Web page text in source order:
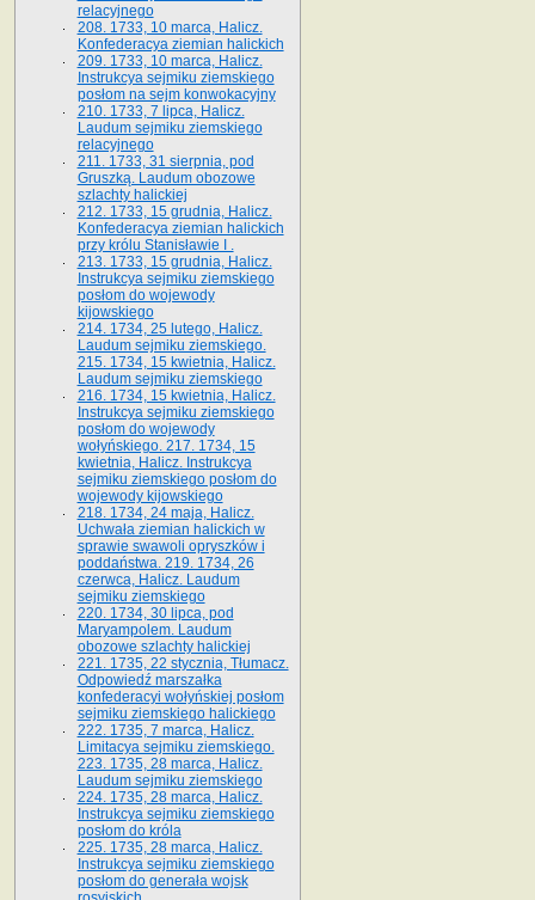
relacyjnego
208. 1733, 10 marca, Halicz.
Konfederacya ziemian halickich­
209. 1733, 10 marca, Halicz.
Instrukcya sejmiku ziemskiego
posłom na sejm konwokacyjny
210. 1733, 7 lipca, Halicz.
Laudum sejmiku ziemskiego
relacyjnego
211. 1733, 31 sierpnia, pod
Gruszką. Laudum obozowe
szlachty halickiej
212. 1733, 15 grudnia, Halicz.
Konfederacya ziemian halickich
przy królu Stanisławie I .
213. 1733, 15 grudnia, Halicz.
Instrukcya sejmiku ziemskiego
posłom do wojewody
kijowskiego
214. 1734, 25 lutego, Halicz.
Laudum sejmiku ziemskiego.
215. 1734, 15 kwietnia, Halicz.
Laudum sejmiku ziemskiego
216. 1734, 15 kwietnia, Halicz.
Instrukcya sejmiku ziemskiego
posłom do wojewody
wołyńskiego. 217. 1734, 15
kwietnia, Halicz. Instrukcya
sejmiku ziemskiego posłom do
wojewody kijowskiego
218. 1734, 24 maja, Halicz.
Uchwała ziemian halickich w
sprawie swawoli opryszków i
poddaństwa. 219. 1734, 26
czerwca, Halicz. Laudum
sejmiku ziemskiego
220. 1734, 30 lipca, pod
Maryampolem. Laudum
obozowe szlachty halickiej
221. 1735, 22 stycznia, Tłumacz.
Odpowiedź marszałka
konfederacyi wołyńskiej posłom
sejmiku ziemskiego halickiego
222. 1735, 7 marca, Halicz.
Limitacya sejmiku ziemskiego.
223. 1735, 28 marca, Halicz.
Laudum sejmiku ziemskiego
224. 1735, 28 marca, Halicz.
Instrukcya sejmiku ziemskiego
posłom do króla
225. 1735, 28 marca, Halicz.
Instrukcya sejmiku ziemskiego
posłom do generała wojsk